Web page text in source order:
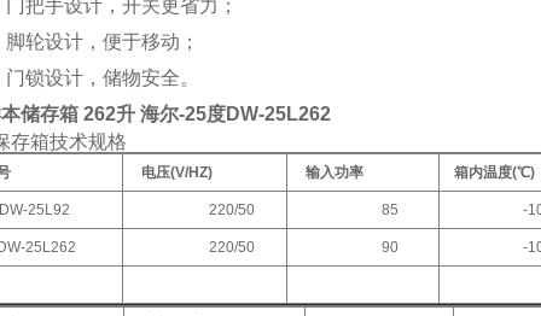
设计，开关更省力；
计，便于移动；
计，储物安全。
储存箱 262升 海尔-25度DW-25L262
箱技术规格
电压(V/HZ) 输入功率 箱内温度(℃)
25L92 220/50 85 -
25L262 220/50 90 -